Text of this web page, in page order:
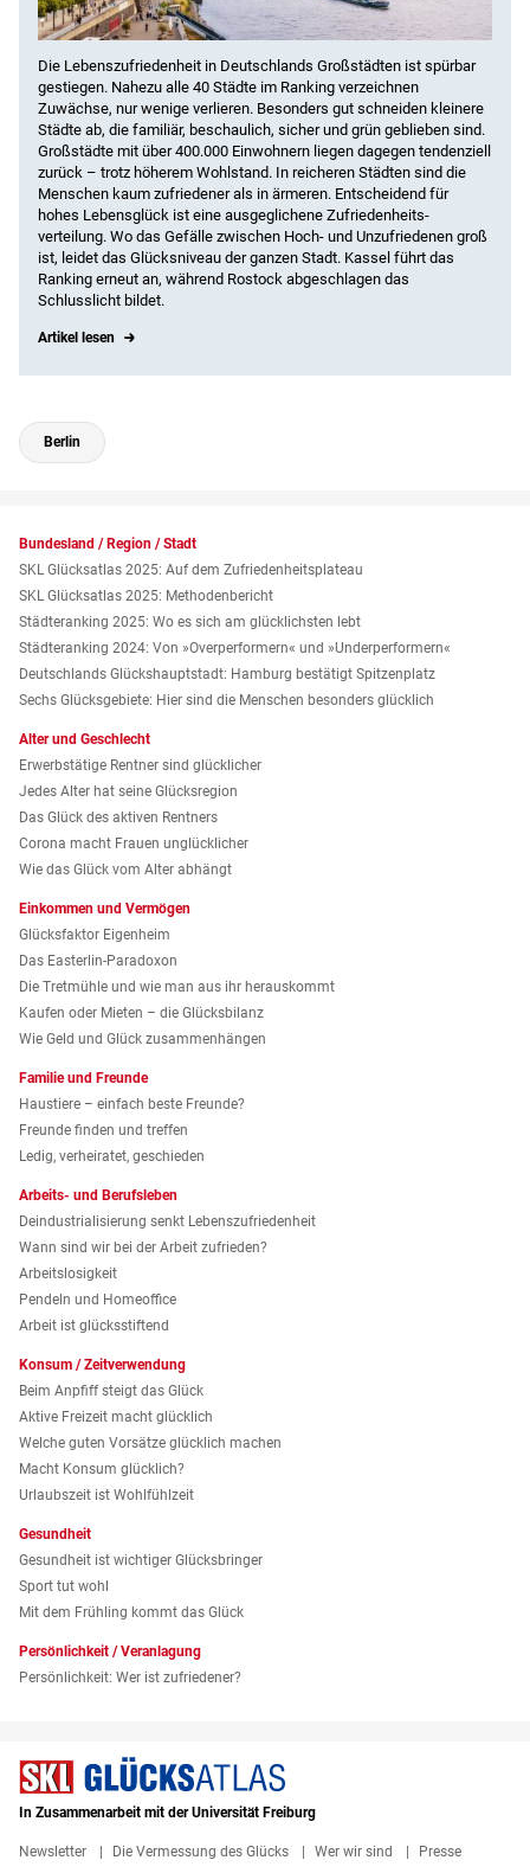
Die Lebenszufriedenheit in Deutschlands Großstädten ist spürbar
gestiegen. Nahezu alle 40 Städte im Ranking verzeichnen
Zuwächse, nur wenige verlieren. Besonders gut schneiden kleinere
Städte ab, die familiär, beschaulich, sicher und grün geblieben sind.
Großstädte mit über 400.000 Einwohnern liegen dagegen tendenziell
zurück – trotz höherem Wohlstand. In reicheren Städten sind die
Menschen kaum zufriedener als in ärmeren. Entscheidend für
hohes Lebensglück ist eine ausgeglichene Zufriedenheits­
verteilung. Wo das Gefälle zwischen Hoch- und Unzufriedenen groß
ist, leidet das Glücksniveau der ganzen Stadt. Kassel führt das
Ranking erneut an, während Rostock abgeschlagen das
Schlusslicht bildet.
Artikel lesen
Berlin
Bundesland / Region / Stadt
SKL Glücksatlas 2025: Auf dem Zufriedenheitsplateau
SKL Glücksatlas 2025: Methodenbericht
Städteranking 2025: Wo es sich am glücklichsten lebt
Städteranking 2024: Von »Over­performern« und »Under­performern«
Deutschlands Glückshauptstadt: Hamburg bestätigt Spitzenplatz
Sechs Glücksgebiete: Hier sind die Menschen besonders glücklich
Alter und Geschlecht
Erwerbstätige Rentner sind glücklicher
Jedes Alter hat seine Glücksregion
Das Glück des aktiven Rentners
Corona macht Frauen unglücklicher
Wie das Glück vom Alter abhängt
Einkommen und Vermögen
Glücksfaktor Eigenheim
Das Easterlin-Paradoxon
Die Tretmühle und wie man aus ihr herauskommt
Kaufen oder Mieten – die Glücksbilanz
Wie Geld und Glück zusammenhängen
Familie und Freunde
Haustiere – einfach beste Freunde?
Freunde finden und treffen
Ledig, verheiratet, geschieden
Arbeits- und Berufsleben
Deindustrialisierung senkt Lebenszufriedenheit
Wann sind wir bei der Arbeit zufrieden?
Arbeitslosigkeit
Pendeln und Homeoffice
Arbeit ist glücksstiftend
Konsum / Zeitverwendung
Beim Anpfiff steigt das Glück
Aktive Freizeit macht glücklich
Welche guten Vorsätze glücklich machen
Macht Konsum glücklich?
Urlaubszeit ist Wohlfühlzeit
Gesundheit
Gesundheit ist wichtiger Glücksbringer
Sport tut wohl
Mit dem Frühling kommt das Glück
Persönlichkeit / Veranlagung
Persönlichkeit: Wer ist zufriedener?
In Zusammenarbeit mit der Universität Freiburg
Newsletter Die Vermessung des Glücks Wer wir sind Presse